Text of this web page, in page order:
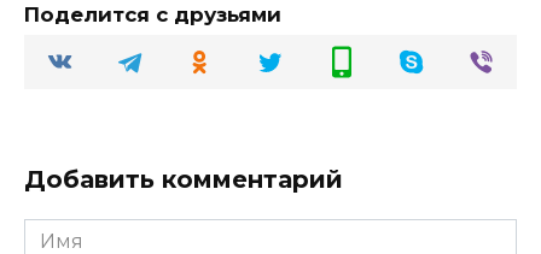
Поделится с друзьями
Добавить комментарий
Имя